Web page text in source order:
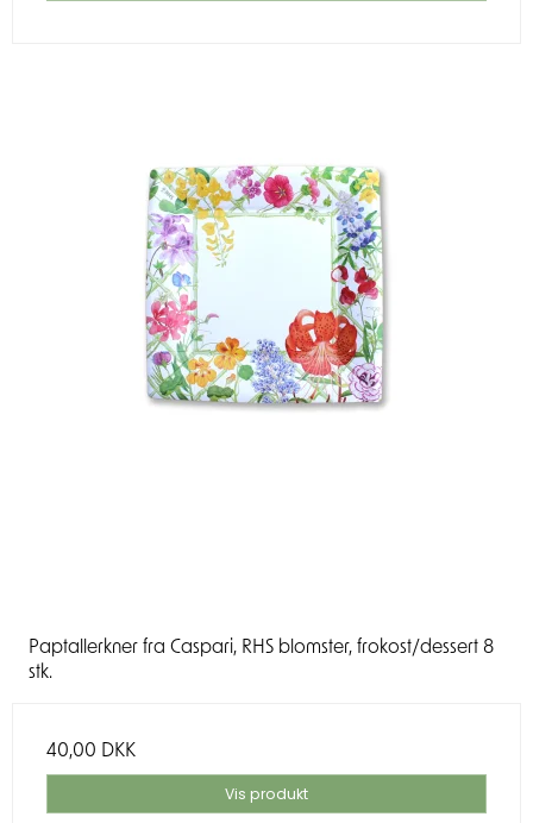
Paptallerkner fra Caspari, RHS blomster, frokost/dessert 8
stk.
40,00 DKK
Vis produkt